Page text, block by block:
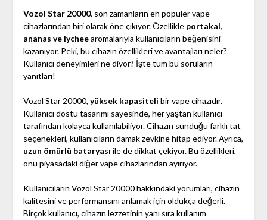
Vozol Star 20000, son zamanların en popüler vape
cihazlarından biri olarak öne çıkıyor. Özellikle portakal,
ananas ve lycheearomalarıyla kullanıcıların beğenisini
kazanıyor. Peki, bu cihazın özellikleri ve avantajları neler?
Kullanıcı deneyimleri ne diyor? İşte tüm bu soruların
yanıtları!
Vozol Star 20000, yüksek kapasiteli bir vape cihazıdır.
Kullanıcı dostu tasarımı sayesinde, her yaştan kullanıcı
tarafından kolayca kullanılabiliyor. Cihazın sunduğu farklı tat
seçenekleri, kullanıcıların damak zevkine hitap ediyor. Ayrıca,
uzun ömürlü bataryası ile de dikkat çekiyor. Bu özellikleri,
onu piyasadaki diğer vape cihazlarından ayırıyor.
Kullanıcıların Vozol Star 20000 hakkındaki yorumları, cihazın
kalitesini ve performansını anlamak için oldukça değerli.
Birçok kullanıcı, cihazın lezzetinin yanı sıra kullanım